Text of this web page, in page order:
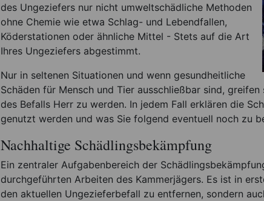
des Ungeziefers nur nicht umweltschädliche Methoden
ohne Chemie wie etwa Schlag- und Lebendfallen,
Köderstationen oder ähnliche Mittel - Stets auf die Art
Ihres Ungeziefers abgestimmt.
Nur in seltenen Situationen und wenn gesundheitliche
Schäden für Mensch und Tier ausschließbar sind,
des Befalls Herr zu werden. In jedem Fall erklären die
genutzt werden und was Sie folgend eventuell noch zu
Nachhaltige Schädlingsbekämpfung
Ein zentraler Aufgabenbereich der
durchgeführten Arbeiten des Kammerjägers. Es ist in
den aktuellen Ungezieferbefall zu entfernen, sondern